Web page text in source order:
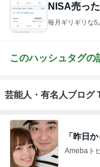
NISA売っ
毎月ギリギリな5
このハッシュタグの
芸能人・有名人ブログ
「昨日
Amebaト